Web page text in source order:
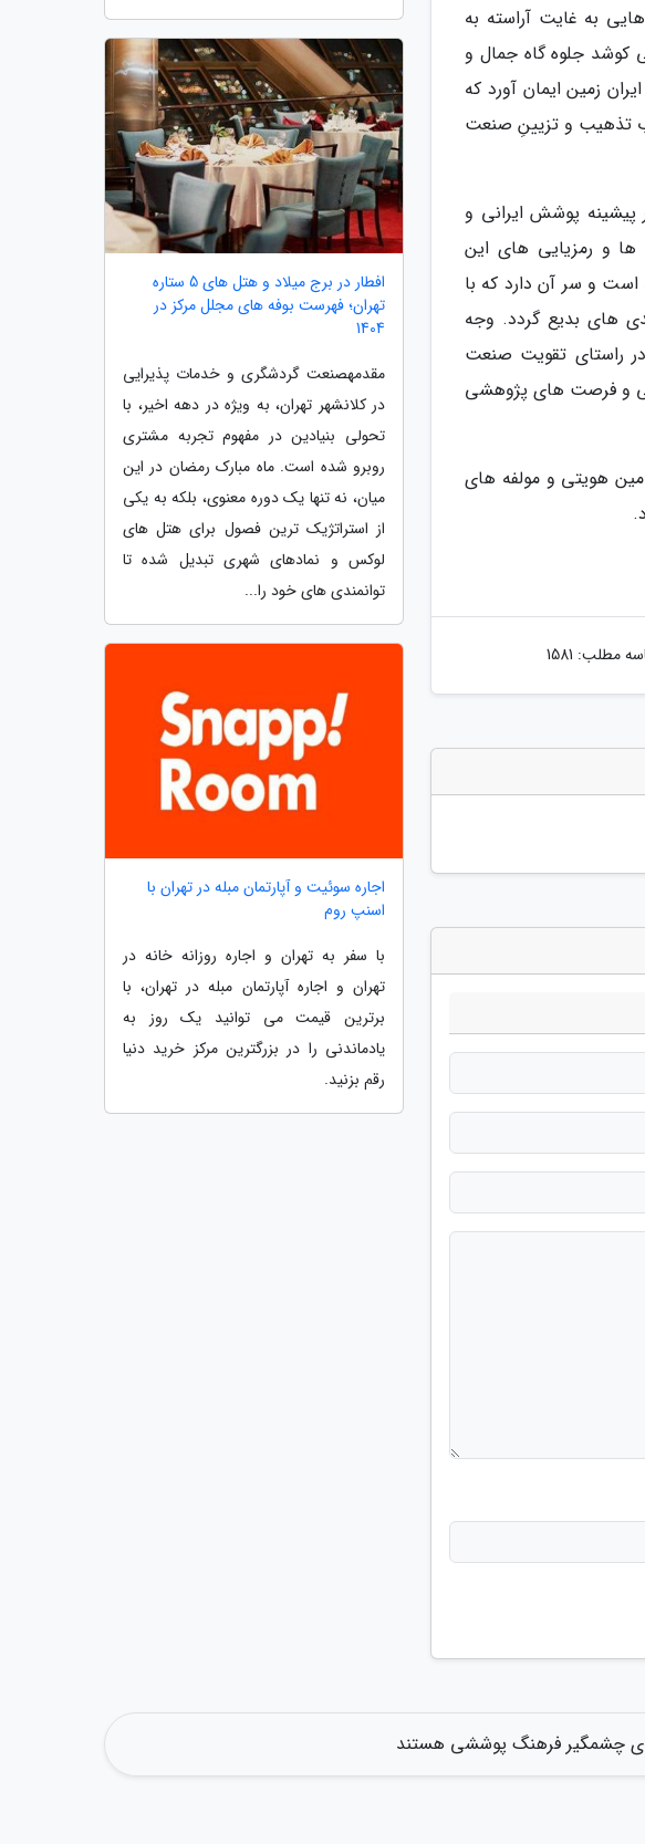
به غایت آراسته به
کوشد جلوه گاه جمال و
زمین ایمان آورد که
تذهیب و تزیینِ صنعت
پیشینه پوشش ایرانی و
ها و رمزیایی های این
و سر آن دارد که با
های بدیع گردد. وجه
در راستای تقویت صنعت
و فرصت های پژوهشی
هویتی و مولفه های
مطلب: 1581
افطار در برج میلاد و هتل های 5 ستاره
تهران؛ فهرست بوفه های مجلل مرکز در
1404
مقدمهصنعت گردشگری و خدمات پذیرایی
در کلانشهر تهران، به ویژه در دهه اخیر، با
تحولی بنیادین در مفهوم تجربه مشتری
روبرو شده است. ماه مبارک رمضان در این
میان، نه تنها یک دوره معنوی، بلکه به یکی
از استراتژیک ترین فصول برای هتل های
لوکس و نمادهای شهری تبدیل شده تا
توانمندی های خود را...
اجاره سوئیت و آپارتمان مبله در تهران با
اسنپ روم
با سفر به تهران و اجاره روزانه خانه در
تهران و اجاره آپارتمان مبله در تهران، با
برترین قیمت می توانید یک روز به
یادماندنی را در بزرگترین مرکز خرید دنیا
رقم بزنید.
چشمگیر فرهنگ پوششی هستند